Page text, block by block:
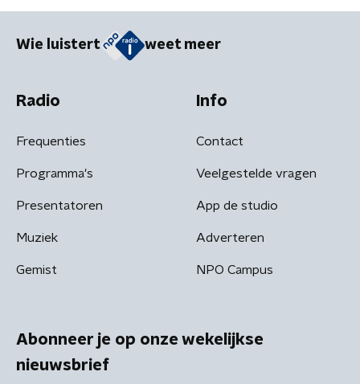
Wie luistert weet meer
Radio
Frequenties
Programma's
Presentatoren
Muziek
Gemist
Info
Contact
Veelgestelde vragen
App de studio
Adverteren
NPO Campus
Abonneer je op onze wekelijkse
nieuwsbrief